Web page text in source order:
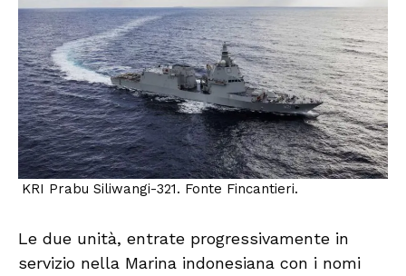
KRI Prabu Siliwangi-321. Fonte Fincantieri.
Le due unità, entrate progressivamente in
servizio nella Marina indonesiana con i nomi